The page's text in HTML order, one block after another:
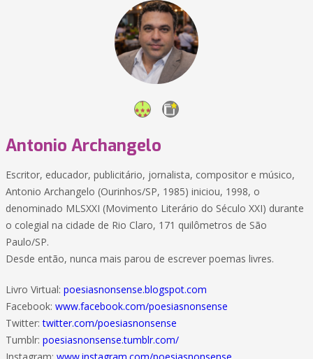
Antonio Archangelo
Escritor, educador, publicitário, jornalista, compositor e músico,
Antonio Archangelo (Ourinhos/SP, 1985) iniciou, 1998, o
denominado MLSXXI (Movimento Literário do Século XXI) durante
o colegial na cidade de Rio Claro, 171 quilômetros de São
Paulo/SP.
Desde então, nunca mais parou de escrever poemas livres.
Livro Virtual: poesiasnonsense.blogspot.com
Facebook: www.facebook.com/poesiasnonsense
Twitter:twitter.com/poesiasnonsense
Tumblr: poesiasnonsense.tumblr.com/